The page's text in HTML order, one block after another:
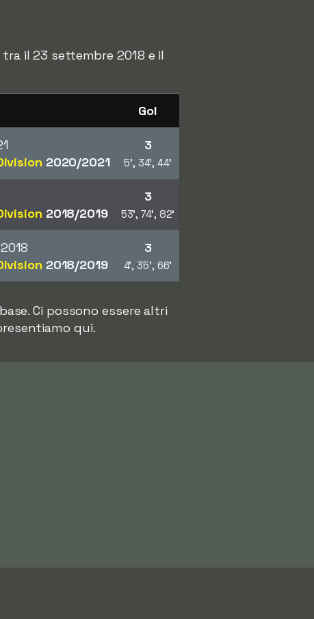
il 23 settembre 2018 e il
Gol
2020/2021
3
5', 34', 44'
2018/2019
3
53', 74', 82'
2018/2019
3
4', 35', 66'
Ci possono essere altri
qui.